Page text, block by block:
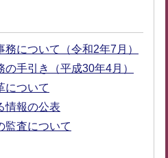
について（令和2年7月）
手引き（平成30年4月）
について
情報の公表
監査について